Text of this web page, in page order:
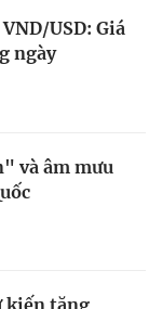
USD: Giá
ngày
và âm mưu